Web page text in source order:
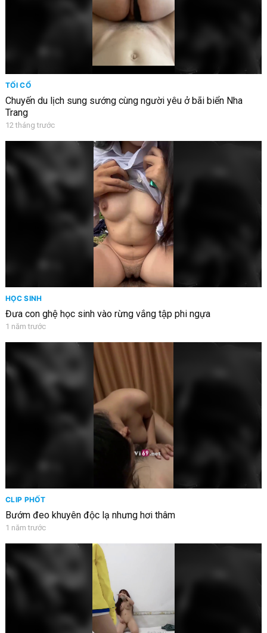
TỐI CỔ
Chuyến du lịch sung sướng cùng người yêu ở bãi biển Nha
Trang
12 tháng trước
HỌC SINH
Đưa con ghệ học sinh vào rừng vắng tập phi ngựa
1 năm trước
CLIP PHỐT
Bướm đeo khuyên độc lạ nhưng hơi thâm
1 năm trước